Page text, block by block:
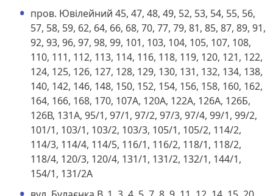
пров. Ювілейний 45, 47, 48, 49, 52, 53, 54, 55, 56,
57, 58, 59, 62, 64, 66, 68, 70, 77, 79, 81, 85, 87, 89, 91,
92, 93, 96, 97, 98, 99, 101, 103, 104, 105, 107, 108,
110, 111, 112, 113, 114, 116, 118, 119, 120, 121, 122,
124, 125, 126, 127, 128, 129, 130, 131, 132, 134, 138,
140, 142, 146, 148, 150, 152, 154, 156, 158, 160, 162,
164, 166, 168, 170, 107А, 120А, 122А, 126А, 126Б,
126В, 131А, 95/1, 97/1, 97/2, 97/3, 97/4, 99/1, 99/2,
101/1, 103/1, 103/2, 103/3, 105/1, 105/2, 114/2,
114/3, 114/4, 114/5, 116/1, 116/2, 118/1, 118/2,
118/4, 120/3, 120/4, 131/1, 131/2, 132/1, 144/1,
154/1, 131/2А